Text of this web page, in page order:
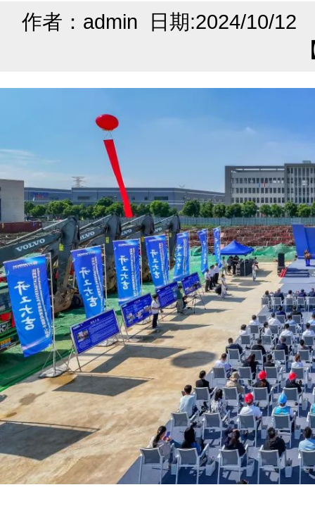
作者：admin 日期:2024/10/